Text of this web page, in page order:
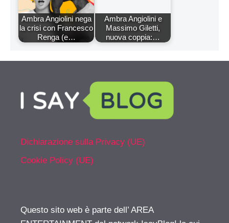
Ambra Angiolini nega
la crisi con Francesco
Renga (e…
Ambra Angiolini e
Massimo Giletti,
nuova coppia:…
Dichiarazione sulla Privacy (UE)
Cookie Policy (UE)
Questo sito web è parte dell’ AREA